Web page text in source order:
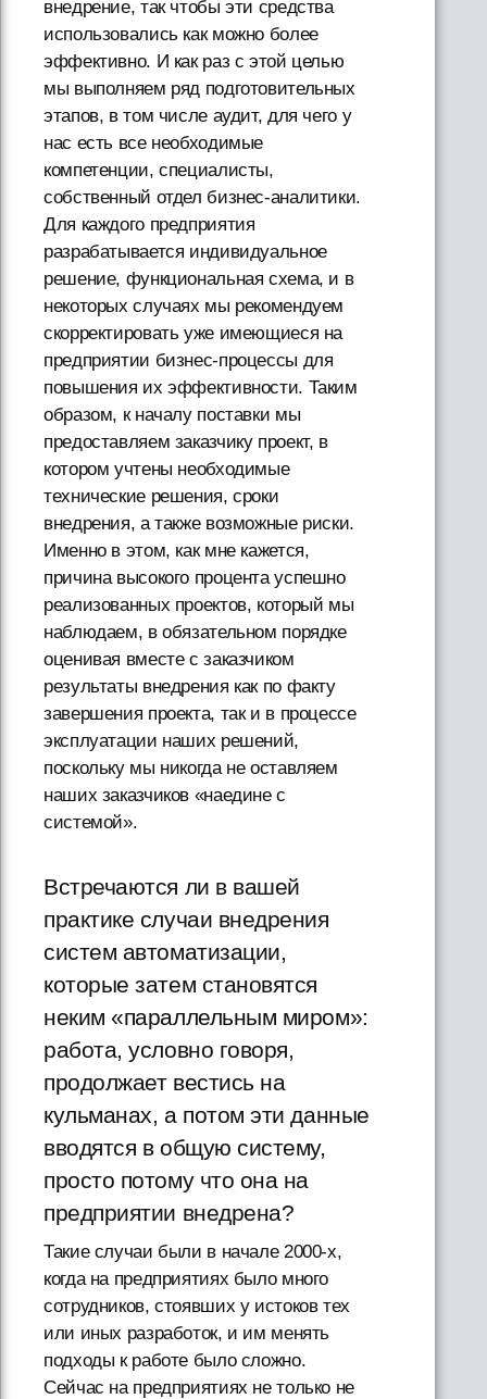
внедрение, так чтобы эти средства
использовались как можно более
эффективно. И как раз с этой целью
мы выполняем ряд подготовительных
этапов, в том числе аудит, для чего у
нас есть все необходимые
компетенции, специалисты,
собственный отдел бизнес-аналитики.
Для каждого предприятия
разрабатывается индивидуальное
решение, функциональная схема, и в
некоторых случаях мы рекомендуем
скорректировать уже имеющиеся на
предприятии бизнес-процессы для
повышения их эффективности. Таким
образом, к началу поставки мы
предоставляем заказчику проект, в
котором учтены необходимые
технические решения, сроки
внедрения, а также возможные риски.
Именно в этом, как мне кажется,
причина высокого процента успешно
реализованных проектов, который мы
наблюдаем, в обязательном порядке
оценивая вместе с заказчиком
результаты внедрения как по факту
завершения проекта, так и в процессе
эксплуатации наших решений,
поскольку мы никогда не оставляем
наших заказчиков «наедине с
системой».
Встречаются ли в вашей
практике случаи внедрения
систем автоматизации,
которые затем становятся
неким «параллельным миром»:
работа, условно говоря,
продолжает вестись на
кульманах, а потом эти данные
вводятся в общую систему,
просто потому что она на
предприятии внедрена?
Такие случаи были в начале 2000-х,
когда на предприятиях было много
сотрудников, стоявших у истоков тех
или иных разработок, и им менять
подходы к работе было сложно.
Сейчас на предприятиях не только не